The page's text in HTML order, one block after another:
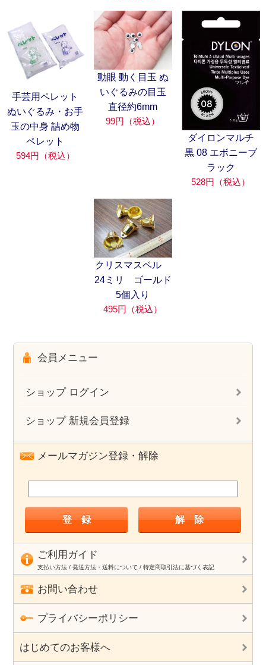
手芸用ペレット
ぬいぐるみ・お手
玉の中身 詰め物
ペレット
594円（税込）
動眼 動く目玉 ぬ
いぐるみの目玉
直径約6mm
99円（税込）
ダイロンマルチ
黒 08 エボニーブ
ラック
528円（税込）
クリスマスベル
24ミリ ゴールド
5個入り
495円（税込）
会員メニュー
ショップ ログイン
ショップ 新規会員登録
メールマガジン登録・解除
ご利用ガイド
支払い方法 / 発送方法・送料について / 特定商取引法に基づく表記
お問い合わせ
プライバシーポリシー
はじめてのお客様へ